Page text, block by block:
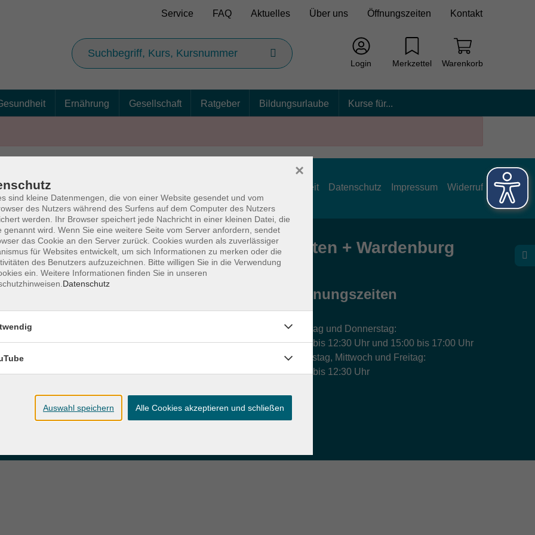
Service FAQ Aktuelles Über uns Öffnungszeiten Kontakt
Login Merkzettel Warenkorb
Ernährung Gesellschaft Ratgeber Bildungsurlaube Kurse für...
Barrierefreiheit Datenschutz Impressum Widerruf
und Donnerstag:
Volkshochschule Hatten + Wardenburg
26203 Wardenburg
Öffnungszeiten
Montag und Donnerstag:
9:00 bis 12:30 Uhr und 15:00 bis 17:00 Uhr
Dienstag, Mittwoch und Freitag:
9:00 bis 12:30 Uhr
sind kleine Datenmengen, die von einer Website gesendet und vom
des Nutzers während des Surfens auf dem Computer des Nutzers
werden. Ihr Browser speichert jede Nachricht in einer kleinen Datei, die
genannt wird. Wenn Sie eine weitere Seite vom Server anfordern, sendet
das Cookie an den Server zurück. Cookies wurden als zuverlässiger
für Websites entwickelt, um sich Informationen zu merken oder die
des Benutzers aufzuzeichnen. Bitte willigen Sie in die Verwendung
ein. Weitere Informationen finden Sie in unseren
Datenschutz
×
Auswahl speichern Alle Cookies akzeptieren und schließen